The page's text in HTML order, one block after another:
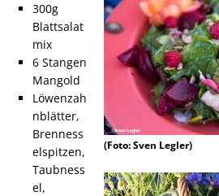
(Foto: Sven Legler)
300g
Blattsalat
mix
6 Stangen
Mangold
Löwenzah
nblätter,
Brenness
elspitzen,
Taubness
el,